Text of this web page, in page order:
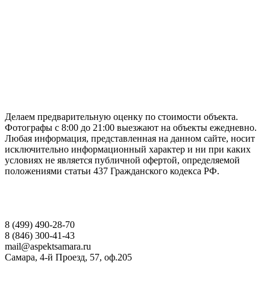
Делаем предварительную оценку по стоимости объекта.
Фотографы с 8:00 до 21:00 выезжают на объекты ежедневно.
Любая информация, представленная на данном сайте, носит
исключительно информационный характер и ни при каких
условиях не является публичной офертой, определяемой
положениями статьи 437 Гражданского кодекса РФ.
8 (499) 490-28-70
8 (846) 300-41-43
mail@aspektsamara.ru
Самара, 4-й Проезд, 57, оф.205